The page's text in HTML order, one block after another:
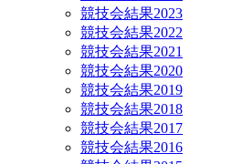
競技会結果2023
競技会結果2022
競技会結果2021
競技会結果2020
競技会結果2019
競技会結果2018
競技会結果2017
競技会結果2016